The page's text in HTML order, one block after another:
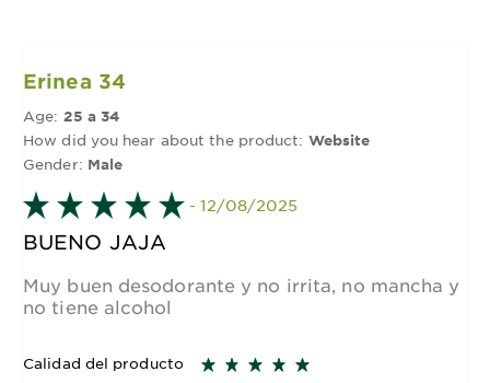
Erinea 34
Age: 25 a 34
How did you hear about the product: Website
Gender: Male
- 12/08/2025
BUENO JAJA
Muy buen desodorante y no irrita, no mancha y
no tiene alcohol
Calidad del producto